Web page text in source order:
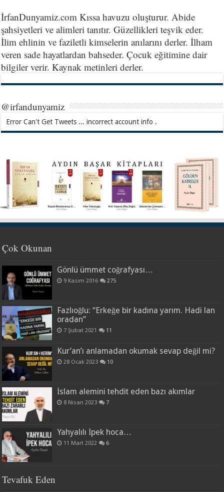
İrfanDunyamiz.com Kıssa havuzu oluşturur. Abide
şahsiyetleri ve alimleri tanıtır. Güzellikleri teşvik eder.
İlim ehlinin ve faziletli kimselerin anılarını derler. İlham
veren sade hayatlardan bahseder. Çocuk eğitimine dair
bilgiler verir. Kaynak metinleri derler.
@irfandunyamiz
Error Can't Get Tweets ... incorrect account info .
Çok Okunan
Gönlü ümmet coğrafyası…
9 Kasım 2016 275
Fazlıoğlu: “Erkeğe bir kadına yarım. Hadi lan
oradan”
7 Şubat 2021 11
Kur’an’ı anlamadan okumak sevap değil mi?
28 Ocak 2023 10
İslam alemini tehdit eden bazı akımlar
8 Nisan 2023 7
Yahyalılı İpek hoca…
11 Mart 2022 6
Tevafuk Eden